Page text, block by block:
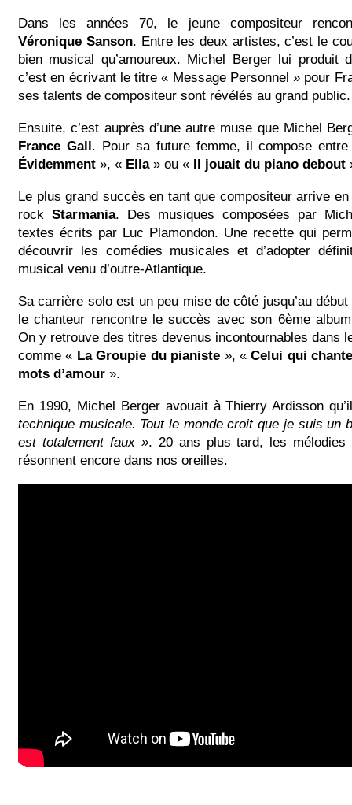
Dans les années 70, le jeune compositeur
Véronique Sanson. Entre les deux artistes, c’est le
bien musical qu’amoureux. Michel Berger lui produit
c’est en écrivant le titre « Message Personnel » pour
ses talents de compositeur sont révélés au grand public.
Ensuite, c’est auprès d’une autre muse que Michel
France Gall. Pour sa future femme, il compose
Évidemment », « Ella» ou « Il jouait du piano debout
Le plus grand succès en tant que compositeur arrive en
rock Starmania. Des musiques composées par
textes écrits par Luc Plamondon. Une recette qui
découvrir les comédies musicales et d’adopter
musical venu d’outre-Atlantique.
Sa carrière solo est un peu mise de côté jusqu’au
le chanteur rencontre le succès avec son 6ème
On y retrouve des titres devenus incontournables dans
comme « La Groupie du pianiste », « Celui qui
mots d’amour ».
En 1990, Michel Berger avouait à Thierry Ardisson
technique musicale. Tout le monde croit que je suis un
est totalement faux ». 20 ans plus tard, les mélodies
résonnent encore dans nos oreilles.